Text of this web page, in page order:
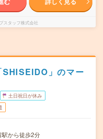
スタッフ株式会社
」のマー
土日祝日が休み
から徒歩2分